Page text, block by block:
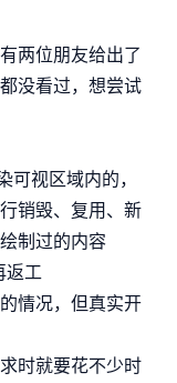
两位朋友给出了
没看过，想尝试
视区域内的，
销毁、复用、新
制过的内容
工
情况，但真实开
时就要花不少时